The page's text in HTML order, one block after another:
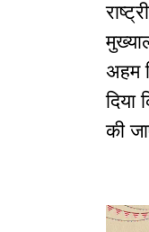
अहम
दिया
की